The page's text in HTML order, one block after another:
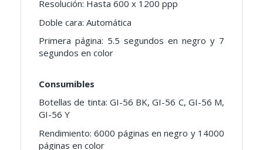
Resolución: Hasta 600 x 1200 ppp
Doble cara: Automática
Primera página: 5.5 segundos en negro y 7
segundos en color
Consumibles
Botellas de tinta: GI-56 BK, GI-56 C, GI-56 M,
GI-56 Y
Rendimiento: 6000 páginas en negro y 14000
páginas en color